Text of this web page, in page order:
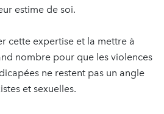
estime de soi.
cette expertise et la mettre à
nombre pour que les violences
ne restent pas un angle
et sexuelles.